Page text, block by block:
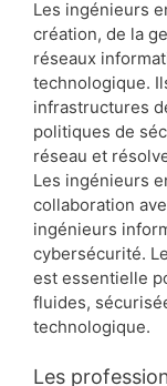
Les ingénieurs
création, de la
réseaux
technologique.
infrastructures
politiques de
réseau et
Les ingénieurs
collaboration
ingénieurs
cybersécurité.
est essentielle
fluides,
technologique.
Les